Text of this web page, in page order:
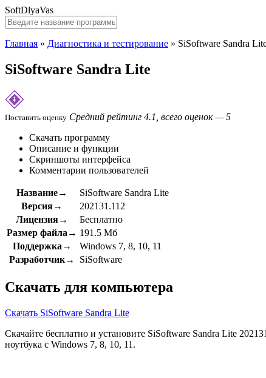
SoftDlyaVas
Главная » Диагностика и тестирование » SiSoftware Sandra
SiSoftware Sandra Lite
Поставить оценку Средний рейтинг 4.1, всего оценок — 5
Скачать программу
Описание и функции
Скриншоты интерфейса
Комментарии пользователей
Название→
SiSoftware Sandra Lite
Версия→
202131.112
Лицензия→
Бесплатно
Размер файла→ 191.5 Мб
Поддержка→
Windows 7, 8, 10, 11
Разработчик→
SiSoftware
Скачать для компьютера
Скачать SiSoftware Sandra Lite
Скачайте бесплатно и установите SiSoftware Sandra Lite
ноутбука с Windows 7, 8, 10, 11.